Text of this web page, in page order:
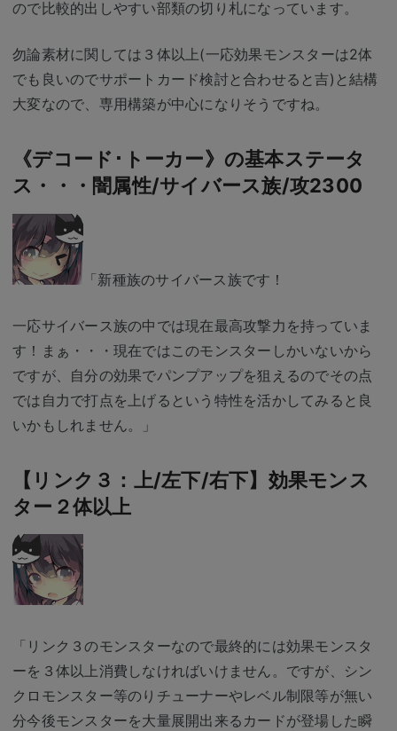
ので比較的出しやすい部類の切り札になっています。
勿論素材に関しては３体以上(一応効果モンスターは2体
でも良いのでサポートカード検討と合わせると吉)と結構
大変なので、専用構築が中心になりそうですね。
《デコード･トーカー》の基本ステータ
ス・・・闇属性/サイバース族/攻2300
「新種族のサイバース族です！
一応サイバース族の中では現在最高攻撃力を持っていま
す！まぁ・・・現在ではこのモンスターしかいないから
ですが、自分の効果でパンプアップを狙えるのでその点
では自力で打点を上げるという特性を活かしてみると良
いかもしれません。」
【リンク３：上/左下/右下】効果モンス
ター２体以上
「リンク３のモンスターなので最終的には効果モンスタ
ーを３体以上消費しなければいけません。ですが、シン
クロモンスター等のりチューナーやレベル制限等が無い
分今後モンスターを大量展開出来るカードが登場した瞬